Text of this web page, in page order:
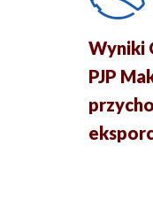
Wyniki
PJP